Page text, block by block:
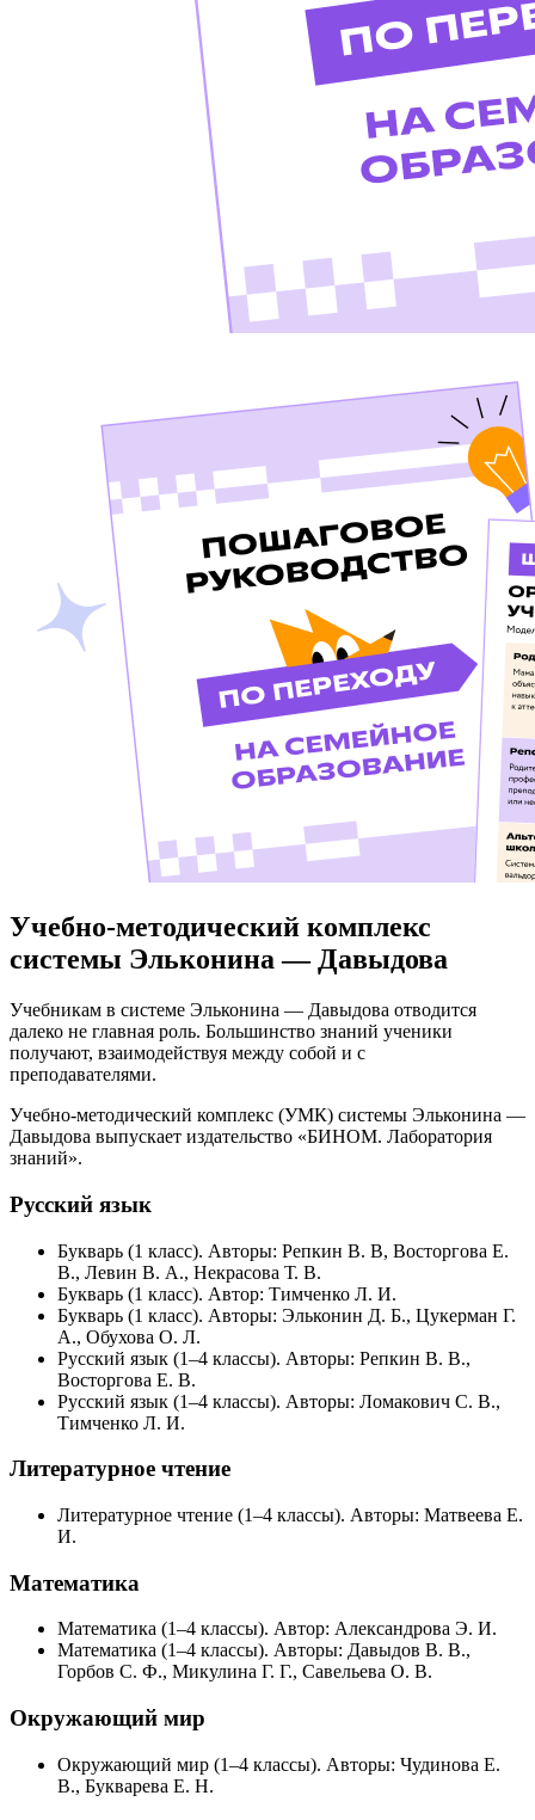
Учебно-методический комплекс
системы Эльконина — Давыдова
Учебникам в системе Эльконина — Давыдова отводится
далеко не главная роль. Большинство знаний ученики
получают, взаимодействуя между собой и с
преподавателями.
Учебно-методический комплекс (УМК) системы Эльконина —
Давыдова выпускает издательство «БИНОМ. Лаборатория
знаний».
Русский язык
Букварь (1 класс). Авторы: Репкин В. В, Восторгова Е.
В., Левин В. А., Некрасова Т. В.
Букварь (1 класс). Автор: Тимченко Л. И.
Букварь (1 класс). Авторы: Эльконин Д. Б., Цукерман Г.
А., Обухова О. Л.
Русский язык (1–4 классы). Авторы: Репкин В. В.,
Восторгова Е. В.
Русский язык (1–4 классы). Авторы: Ломакович С. В.,
Тимченко Л. И.
Литературное чтение
Литературное чтение (1–4 классы). Авторы: Матвеева Е.
И.
Математика
Математика (1–4 классы). Автор: Александрова Э. И.
Математика (1–4 классы). Авторы: Давыдов В. В.,
Горбов С. Ф., Микулина Г. Г., Савельева О. В.
Окружающий мир
Окружающий мир (1–4 классы). Авторы: Чудинова Е.
В., Букварева Е. Н.